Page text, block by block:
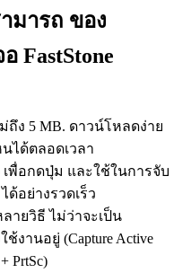
มารถ ของ
FastStone
ง 5 MB. ดาวน์โหลดง่าย
ได้ตลอดเวลา
เพื่อกดปุ่ม และใช้ในการจับ
อย่างรวดเร็ว
ายวิธี ไม่ว่าจะเป็น
งานอยู่ (Capture Active
PrtSc)